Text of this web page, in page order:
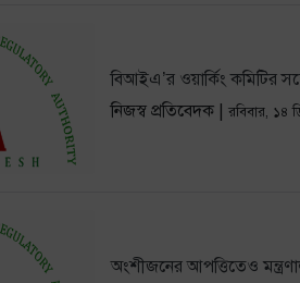
বিআইএ’র ওয়ার্কিং কমিটির
নিজস্ব প্রতিবেদক | রবিবার, ১৪
অংশীজনের আপত্তিতেও